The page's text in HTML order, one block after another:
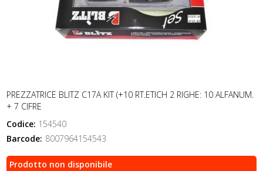
PREZZATRICE BLITZ C17A KIT (+10 RT.ETICH 2 RIGHE: 10 ALFANUM.
+ 7 CIFRE
Codice: 154540
Barcode: 8007964154543
Prodotto non disponibile